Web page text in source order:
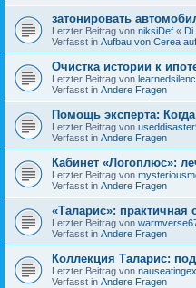
затонировать
Letzter Beitrag von niksiDef « Di
Verfasst in Aufbau von Cerea
Очистка истории к
Letzter Beitrag von
Verfasst in Andere Fragen
Помощь эксперта:
Letzter Beitrag von
Verfasst in Andere Fragen
Кабинет «Логоплюс»:
Letzter Beitrag von
Verfasst in Andere Fragen
«Таларис»:
Letzter Beitrag von
Verfasst in Andere Fragen
Коллекция Таларис:
Letzter Beitrag von
Verfasst in Andere Fragen